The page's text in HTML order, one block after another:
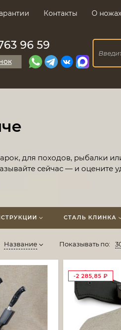
Контакты О ножах
96 59
для походов, рыбалки
сейчас — и оцените
СТАЛЬ КЛИНКА
Название Показывать по:
-2 285,85₽